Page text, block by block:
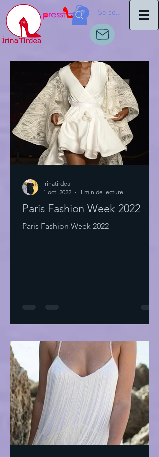
Se connecter
Paris Fashion Week 2022
Paris Fashion Week 2022
irinatirdea
1 oct. 2022
1 min de lecture